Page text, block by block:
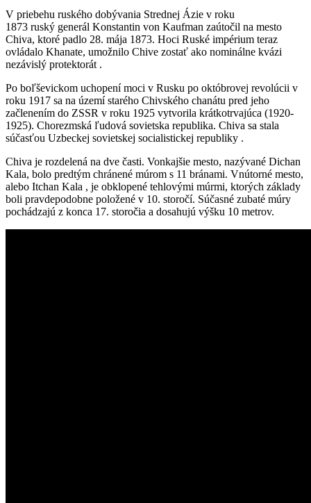
V priebehu ruského dobývania Strednej Ázie v roku
1873 ruský generál Konstantin von Kaufman zaútočil na mesto
Chiva, ktoré padlo 28. mája 1873. Hoci Ruské impérium teraz
ovládalo Khanate, umožnilo Chive zostať ako nominálne kvázi
nezávislý protektorát .
Po boľševickom uchopení moci v Rusku po októbrovej revolúcii v
roku 1917 sa na území starého Chivského chanátu pred jeho
začlenením do ZSSR v roku 1925 vytvorila krátkotrvajúca (1920-
1925). Chorezmská ľudová sovietska republika. Chiva sa stala
súčasťou Uzbeckej sovietskej socialistickej republiky .
Chiva je rozdelená na dve časti. Vonkajšie mesto, nazývané Dichan
Kala, bolo predtým chránené múrom s 11 bránami. Vnútorné mesto,
alebo Itchan Kala , je obklopené tehlovými múrmi, ktorých základy
boli pravdepodobne položené v 10. storočí. Súčasné zubaté múry
pochádzajú z konca 17. storočia a dosahujú výšku 10 metrov.